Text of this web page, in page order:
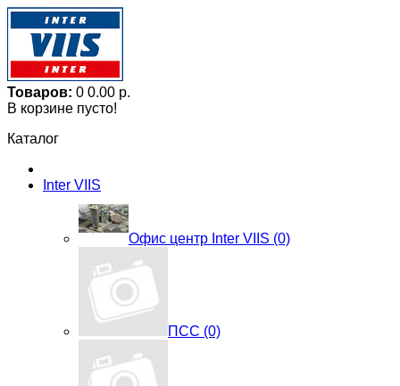
Товаров: 0 0.00 р.
В корзине пусто!
Каталог
Inter VIIS
Офис центр Inter VIIS (0)
ПСС (0)